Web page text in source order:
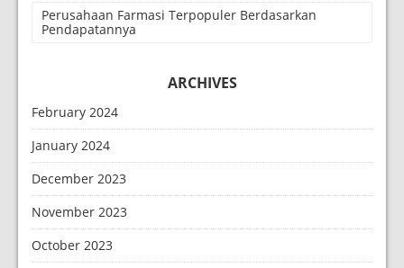
Perusahaan Farmasi Terpopuler Berdasarkan
Pendapatannya
ARCHIVES
February 2024
January 2024
December 2023
November 2023
October 2023